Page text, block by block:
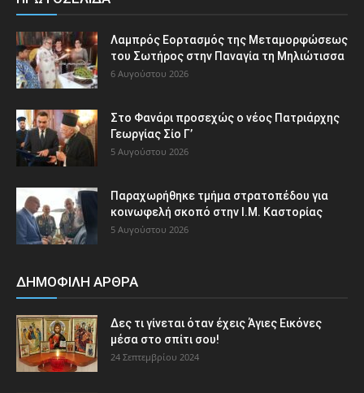
Λαμπρός Εορτασμός της Μεταμορφώσεως
του Σωτήρος στην Παναγία τη Μηλιώτισσα
6 Αυγούστου 2026
Στο Φανάρι προσεχώς ο νέος Πατριάρχης
Γεωργίας Σίο Γ’
5 Αυγούστου 2026
Παραχωρήθηκε τμήμα στρατοπέδου για
κοινωφελή σκοπό στην Ι.Μ. Καστορίας
5 Αυγούστου 2026
ΔΗΜΟΦΙΛΗ ΑΡΘΡΑ
Δες τι γίνεται όταν έχεις Άγιες Εικόνες
μέσα στο σπίτι σου!
24 Σεπτεμβρίου 2024